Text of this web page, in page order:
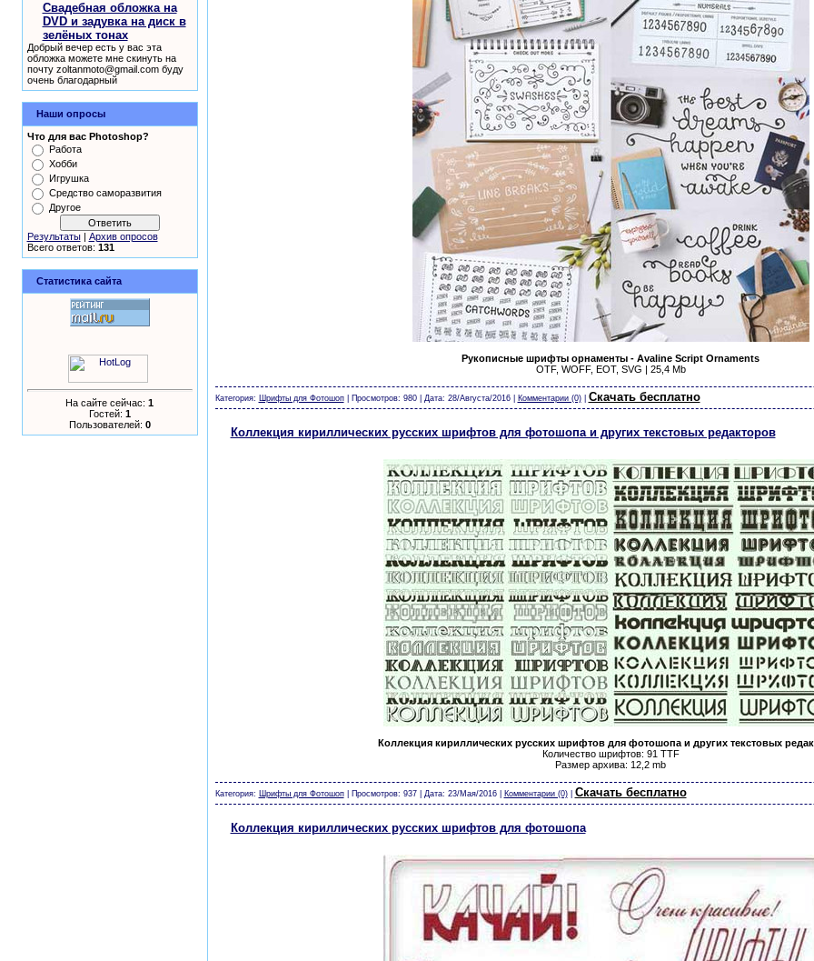
Свадебная обложка на
DVD и задувка на диск в
зелёных тонах
Добрый вечер есть у вас эта
обложка можете мне скинуть на
почту zoltanmoto@gmail.com буду
очень благодарный
Наши опросы
Что для вас Photoshop?
Работа
Хобби
Игрушка
Средство саморазвития
Другое
Результаты| Архив опросов
Всего ответов: 131
Статистика сайта
На сайте сейчас: 1
Гостей: 1
Пользователей: 0
Рукописные шрифты орнаменты - Avaline Script Ornaments
OTF, WOFF, EOT, SVG | 25,4 Mb
Категория: Шрифты для Фотошоп| Просмотров: 980 | Дата: 28/Августа/2016| Комментарии (0)| Скачать бесплатно
Коллекция кириллических русских шрифтов для фотошопа и других текстовых редакторов
Коллекция кириллических русских шрифтов для фотошопа и других текстовых
Количество шрифтов: 91 TTF
Размер архива: 12,2 mb
Категория: Шрифты для Фотошоп| Просмотров: 937 | Дата: 23/Мая/2016| Комментарии (0)| Скачать бесплатно
Коллекция кириллических русских шрифтов для фотошопа